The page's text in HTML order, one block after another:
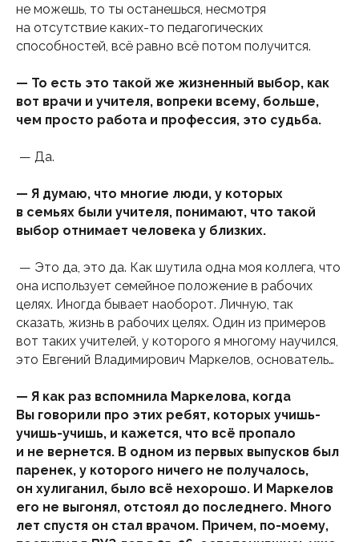
не можешь, то ты останешься, несмотря
на отсутствие каких-то педагогических
способностей, всё равно всё потом получится.
— То есть это такой же жизненный выбор, как
вот врачи и учителя, вопреки всему, больше,
чем просто работа и профессия, это судьба.
— Да.
— Я думаю, что многие люди, у которых
в семьях были учителя, понимают, что такой
выбор отнимает человека у близких.
— Это да, это да. Как шутила одна моя коллега, что
она использует семейное положение в рабочих
целях. Иногда бывает наоборот. Личную, так
сказать, жизнь в рабочих целях. Один из примеров
вот таких учителей, у которого я многому научился,
это Евгений Владимирович Маркелов, основатель…
— Я как раз вспомнила Маркелова, когда
Вы говорили про этих ребят, которых учишь-
учишь-учишь, и кажется, что всё пропало
и не вернется. В одном из первых выпусков был
паренек, у которого ничего не получалось,
он хулиганил, было всё нехорошо. И Маркелов
его не выгонял, отстоял до последнего. Много
лет спустя он стал врачом. Причем, по-моему,